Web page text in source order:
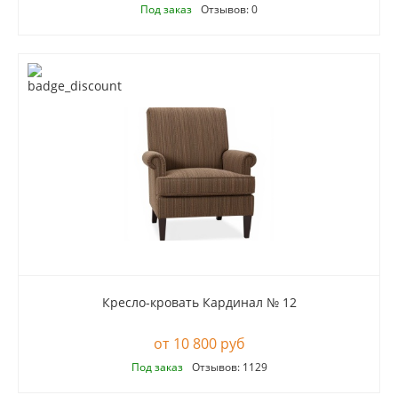
Под заказ Отзывов: 0
Кресло-кровать Кардинал № 12
10 800 руб
Под заказ Отзывов: 1129